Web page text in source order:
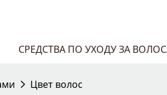
СРЕДСТВА ПО УХОДУ ЗА
Цвет волос